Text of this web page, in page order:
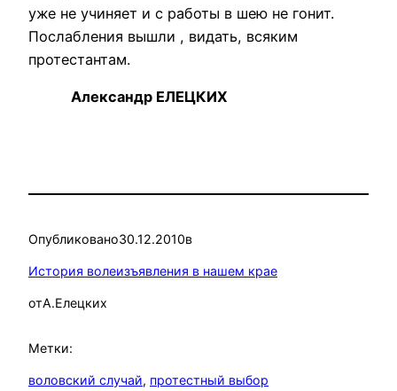
уже не учиняет и с работы в шею не гонит.
Послабления вышли , видать, всяким
протестантам.
Александр ЕЛЕЦКИХ
Опубликовано30.12.2010в
История волеизъявления в нашем крае
отА.Елецких
Метки:
воловский случай, протестный выбор